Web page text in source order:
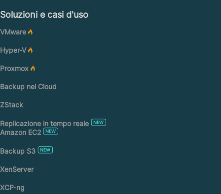
Soluzioni e casi d'uso
VMware
Hyper-V
Proxmox
Backup nel Cloud
ZStack
Replicazione in tempo reale
Amazon EC2
Backup S3
XenServer
XCP-ng